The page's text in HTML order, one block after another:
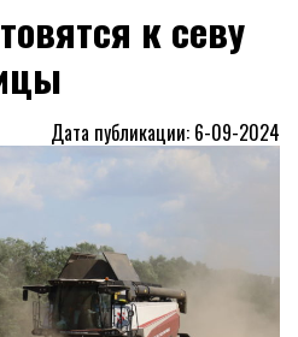
к севу
Дата публикации: 6-09-2024